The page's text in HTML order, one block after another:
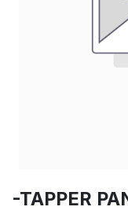
-TAPPER